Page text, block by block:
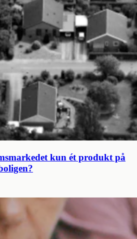
kun ét produkt på